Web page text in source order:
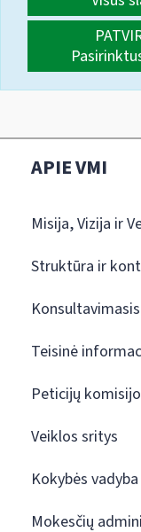
APIE VMI
Misija, Vizija ir
Struktūra ir
Teisinė
Peticijų
Veiklos sritys
Kokybės vadyba
Mokesčių